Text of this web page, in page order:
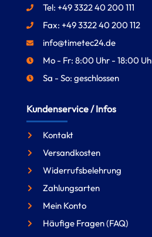
Tel: +49 3322 40 200 111
Fax: +49 3322 40 200 112
info@timetec24.de
Mo - Fr: 8:00 Uhr - 18:00
Sa - So: geschlossen
Kundenservice / Infos
Kontakt
Versandkosten
Widerrufsbelehrung
Zahlungsarten
Mein Konto
Häufige Fragen (FAQ)